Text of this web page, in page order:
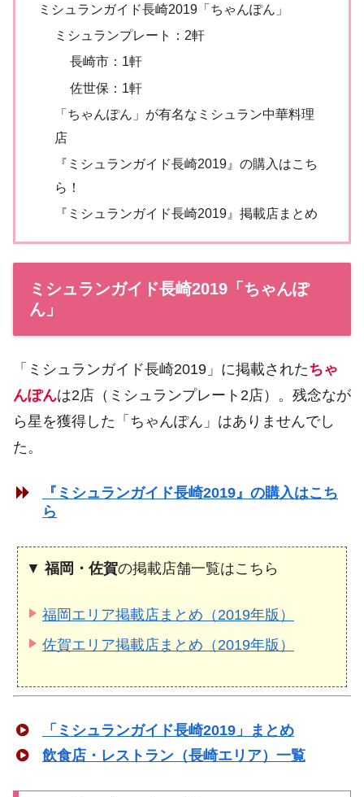
ミシュランガイド長崎2019「ちゃんぽん」
ミシュランプレート：2軒
長崎市：1軒
佐世保：1軒
「ちゃんぽん」が有名なミシュラン中華料理
店
『ミシュランガイド長崎2019』の購入はこち
ら！
『ミシュランガイド長崎2019』掲載店まとめ
ミシュランガイド長崎2019「ちゃんぽ
ん」
「ミシュランガイド長崎2019」に掲載されたちゃ
んぽんは2店（ミシュランプレート2店）。残念なが
ら星を獲得した「ちゃんぽん」はありませんでし
た。
『ミシュランガイド長崎2019』の購入はこち
ら
▼ 福岡・佐賀の掲載店舗一覧はこちら
福岡エリア掲載店まとめ（2019年版）
佐賀エリア掲載店まとめ（2019年版）
「ミシュランガイド長崎2019」まとめ
飲食店・レストラン（長崎エリア）一覧